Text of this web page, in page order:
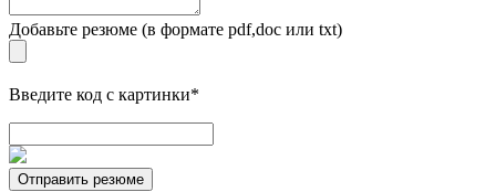
Добавьте резюме (в формате pdf,doc или txt)
Введите код с картинки*
Отправить резюме